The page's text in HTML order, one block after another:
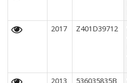
2017
Z401D39712
2013
536035835B